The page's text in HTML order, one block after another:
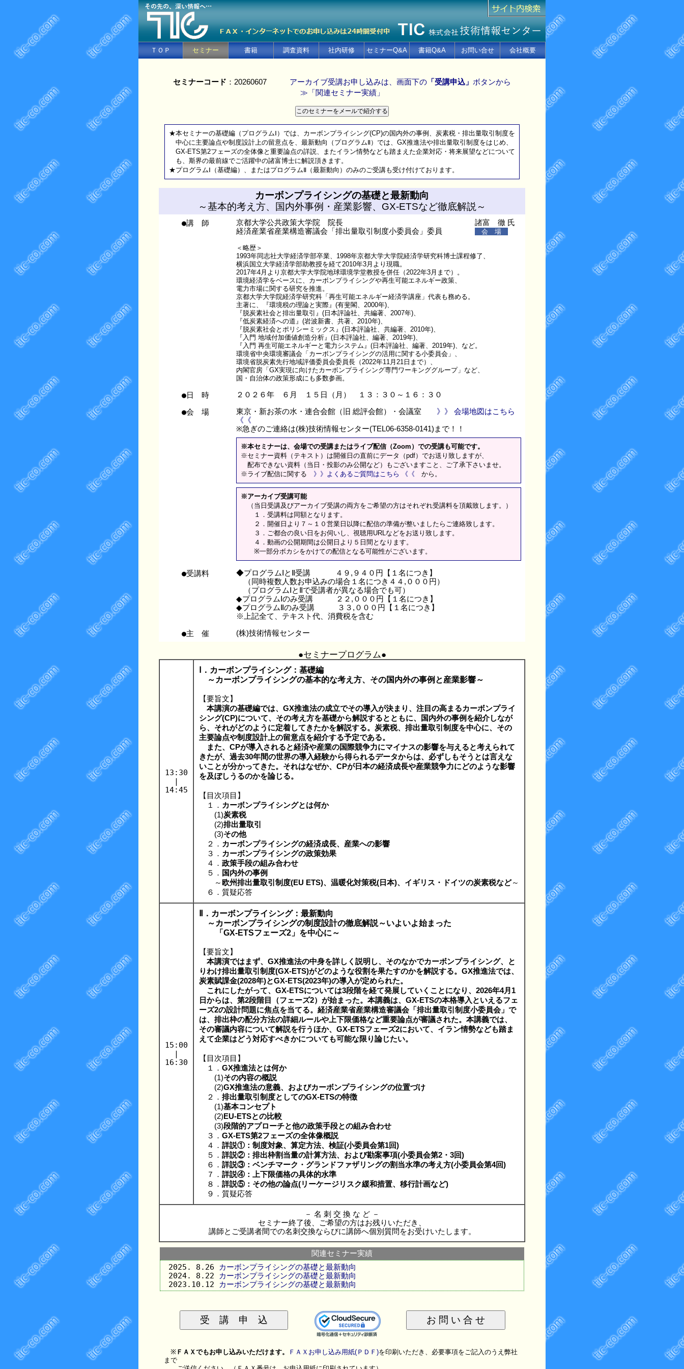
ＴＯＰ セミナー 書籍 調査資料 社内研修 セミナーQ&A 書籍Q&A お問い合せ 会社概要
セミナーコード ：20260607 アーカイブ受講お申し込みは、画面下の 「受講申込」 ボタンから
≫「関連セミナー実績」
★本セミナーの基礎編（プログラムⅠ）では、カーボンプライシング(CP)の国内外の事例、炭素税・排出量取引制度を
中心に主要論点や制度設計上の留意点を、最新動向（プログラムⅡ）では、GX推進法や排出量取引制度をはじめ、
GX-ETS第2フェーズの全体像と重要論点の詳説、またイラン情勢なども踏まえた企業対応・将来展望などについて
も、斯界の最前線でご活躍中の諸富博士に解説頂きます。
★プログラムⅠ（基礎編）、またはプログラムⅡ（最新動向）のみのご受講も受け付けております。
カーボンプライシングの基礎と最新動向
～基本的考え方、国内外事例・産業影響、GX-ETSなど徹底解説～
●講 師
京都大学公共政策大学院 院長
経済産業省産業構造審議会「排出量取引制度小委員会」委員
諸富 徹 氏
会 場
＜略歴＞
1993年同志社大学経済学部卒業、1998年京都大学大学院経済学研究科博士課程修了、
横浜国立大学経済学部助教授を経て2010年3月より現職。
2017年4月より京都大学大学院地球環境学堂教授を併任（2022年3月まで）。
環境経済学をベースに、カーボンプライシングや再生可能エネルギー政策、
電力市場に関する研究を推進。
京都大学大学院経済学研究科「再生可能エネルギー経済学講座」代表も務める。
主著に、『環境税の理論と実際』(有斐閣、2000年)、
『脱炭素社会と排出量取引』(日本評論社、共編著、2007年)、
『低炭素経済への道』(岩波新書、共著、2010年)、
『脱炭素社会とポリシーミックス』(日本評論社、共編著、2010年)、
『入門 地域付加価値創造分析』(日本評論社、編著、2019年)、
『入門 再生可能エネルギーと電力システム』(日本評論社、編著、2019年)、など。
環境省中央環境審議会「カーボンプライシングの活用に関する小委員会」、
環境省脱炭素先行地域評価委員会委員長（2022年11月21日まで）、
内閣官房「GX実現に向けたカーボンプライシング専門ワーキンググループ」など、
国・自治体の政策形成にも多数参画。
●日 時 ２０２６年 ６月 １５日（月） １３：３０～１６：３０
●会 場 東京・新お茶の水・連合会館（旧 総評会館）・会議室 》》 会場地図はこちら
《《
※急ぎのご連絡は(株)技術情報センター(TEL06-6358-0141)まで！！
※本セミナーは、会場での受講またはライブ配信（Zoom）での受講も可能です。
※セミナー資料（テキスト）は開催日の直前にデータ（pdf）でお送り致しますが、
配布できない資料（当日・投影のみ公開など）もございますこと、ご了承下さいませ。
※ライブ配信に関する 》》よくあるご質問はこちら 《《 から。
※アーカイブ受講可能
（当日受講及びアーカイブ受講の両方をご希望の方はそれぞれ受講料を頂戴致します。）
１．受講料は同額となります。
２．開催日より７～１０営業日以降に配信の準備が整いましたらご連絡致します。
３．ご都合の良い日をお伺いし、視聴用URLなどをお送り致します。
４．動画の公開期間は公開日より５日間となります。
※一部分ボカシをかけての配信となる可能性がございます。
●受講料
◆プログラムⅠとⅡ受講 ４９,９４０円【１名につき】
（同時複数人数お申込みの場合１名につき４４,０００円）
（プログラムⅠとⅡで受講者が異なる場合でも可）
◆プログラムⅠのみ受講 ２２,０００円【１名につき】
◆プログラムⅡのみ受講 ３３,０００円【１名につき】
※上記全て、テキスト代、消費税を含む
●主 催 (株)技術情報センター
●セミナープログラム●
13:30
|
14:45
Ⅰ．カーボンプライシング：基礎編
～カーボンプライシングの基本的な考え方、その国内外の事例と産業影響～
【要旨文】
本講演の基礎編では、GX推進法の成立でその導入が決まり、注目の高まるカーボンプライ
シング(CP)について、その考え方を基礎から解説するとともに、国内外の事例を紹介しなが
ら、それがどのように定着してきたかを解説する。炭素税、排出量取引制度を中心に、その
主要論点や制度設計上の留意点を紹介する予定である。
また、CPが導入されると経済や産業の国際競争力にマイナスの影響を与えると考えられて
きたが、過去30年間の世界の導入経験から得られるデータからは、必ずしもそうとは言えな
いことが分かってきた。それはなぜか、CPが日本の経済成長や産業競争力にどのような影響
を及ぼしうるのかを論じる。
【目次項目】
１． カーボンプライシングとは何か
(1)炭素税
(2)排出量取引
(3)その他
２． カーボンプライシングの経済成長、産業への影響
３． カーボンプライシングの政策効果
４． 政策手段の組み合わせ
５． 国内外の事例
～ 欧州排出量取引制度(EU ETS)、温暖化対策税(日本)、イギリス・ドイツの炭素税など～
６．質疑応答
15:00
|
16:30
Ⅱ．カーボンプライシング：最新動向
～カーボンプライシングの制度設計の徹底解説～いよいよ始まった
「GX-ETSフェーズ2」を中心に～
【要旨文】
本講演ではまず、GX推進法の中身を詳しく説明し、そのなかでカーボンプライシング、と
りわけ排出量取引制度(GX-ETS)がどのような役割を果たすのかを解説する。GX推進法では、
炭素賦課金(2028年)とGX-ETS(2023年)の導入が定められた。
これにしたがって、GX-ETSについては3段階を経て発展していくことになり、2026年4月1
日からは、第2段階目（フェーズ2）が始まった。本講義は、GX-ETSの本格導入といえるフェ
ーズ2の設計問題に焦点を当てる。経済産業省産業構造審議会「排出量取引制度小委員会」で
は、排出枠の配分方法の詳細ルールや上下限価格など重要論点が審議された。本講義では、
その審議内容について解説を行うほか、GX-ETSフェーズ2において、イラン情勢なども踏ま
えて企業はどう対応すべきかについても可能な限り論じたい。
【目次項目】
１． GX推進法とは何か
(1)その内容の概説
(2)GX推進法の意義、およびカーボンプライシングの位置づけ
２． 排出量取引制度としてのGX-ETSの特徴
(1)基本コンセプト
(2) EU-ETSとの比較
(3)段階的アプローチと他の政策手段との組み合わせ
３． GX-ETS第2フェーズの全体像概説
４． 詳説①：制度対象、算定方法、検証(小委員会第1回)
５． 詳説②：排出枠割当量の計算方法、および勘案事項(小委員会第2・3回)
６． 詳説③：ベンチマーク・グランドファザリングの割当水準の考え方(小委員会第4回)
７． 詳説④：上下限価格の具体的水準
８． 詳説⑤：その他の論点(リーケージリスク緩和措置、移行計画など)
９．質疑応答
－ 名 刺 交 換 な ど －
セミナー終了後、ご希望の方はお残りいただき、
講師とご受講者間での名刺交換ならびに講師へ個別質問をお受けいたします。
関連セミナー実績
2025. 8.26
カーボンプライシングの基礎と最新動向
2024. 8.22
カーボンプライシングの基礎と最新動向
2023.10.12
カーボンプライシングの基礎と最新動向
※ ＦＡＸでもお申し込みいただけます。 ＦＡＸお申し込み用紙(ＰＤＦ)を印刷いただき、必要事項をご記入のうえ弊社
まで